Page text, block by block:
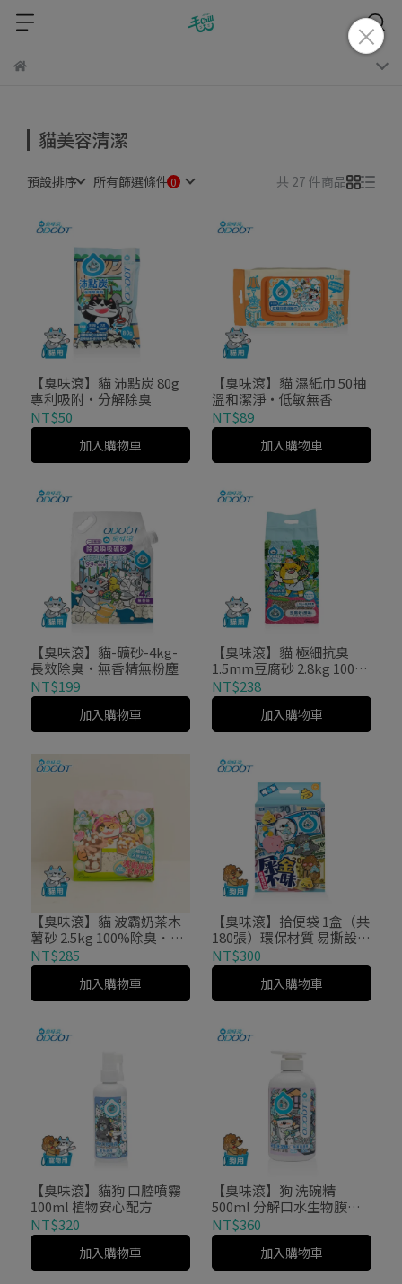
貓美容清潔
預設排序 所有篩選條件 共 27 件商品
【臭味滾】貓 沛點炭 80g
專利吸附・分解除臭
NT$50
加入購物車
【臭味滾】貓 濕紙巾 50抽
溫和潔淨・低敏無香
NT$89
加入購物車
【臭味滾】貓-礦砂-4kg-
長效除臭・無香精無粉塵
NT$199
加入購物車
【臭味滾】貓 極細抗臭
1.5mm豆腐砂 2.8kg 100%
除臭 潔癖家庭專用
NT$238
加入購物車
【臭味滾】貓 波霸奶茶木
薯砂 2.5kg 100%除臭．凝
結力強．無香精無粉塵
NT$285
加入購物車
【臭味滾】拾便袋 1盒（共
180張）環保材質 易撕設計
外出必備
NT$300
加入購物車
【臭味滾】貓狗 口腔噴霧
100ml 植物安心配方
NT$320
加入購物車
【臭味滾】狗 洗碗精
500ml 分解口水生物膜・
輕鬆沖淨
NT$360
加入購物車